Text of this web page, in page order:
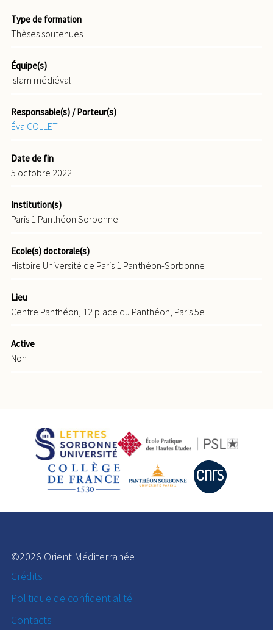
Type de formation
Thèses soutenues
Équipe(s)
Islam médiéval
Responsable(s) / Porteur(s)
Éva COLLET
Date de fin
5 octobre 2022
Institution(s)
Paris 1 Panthéon Sorbonne
Ecole(s) doctorale(s)
Histoire Université de Paris 1 Panthéon-Sorbonne
Lieu
Centre Panthéon, 12 place du Panthéon, Paris 5e
Active
Non
©2026 Orient Méditerranée
Crédits
Politique de confidentialité
Contacts